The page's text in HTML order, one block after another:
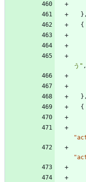
} ,
{
う" ,
} ,
{